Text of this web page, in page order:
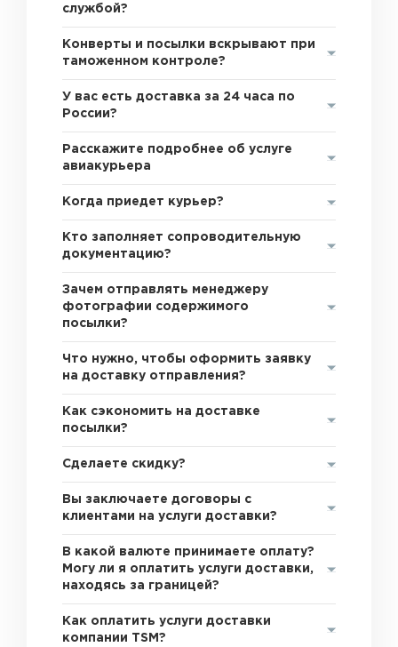
службой?
Конверты и посылки вскрывают при
таможенном контроле?
У вас есть доставка за 24 часа по
России?
Расскажите подробнее об услуге
авиакурьера
Когда приедет курьер?
Кто заполняет сопроводительную
документацию?
Зачем отправлять менеджеру
фотографии содержимого
посылки?
Что нужно, чтобы оформить заявку
на доставку отправления?
Как сэкономить на доставке
посылки?
Сделаете скидку?
Вы заключаете договоры с
клиентами на услуги доставки?
В какой валюте принимаете оплату?
Могу ли я оплатить услуги доставки,
находясь за границей?
Как оплатить услуги доставки
компании TSM?